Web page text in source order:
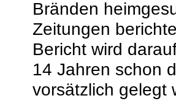
Bränden
Zeitungen
Bericht wird
14 Jahren schon
vorsätzlich gelegt